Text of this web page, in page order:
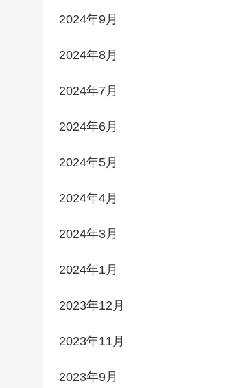
2024年9月
2024年8月
2024年7月
2024年6月
2024年5月
2024年4月
2024年3月
2024年1月
2023年12月
2023年11月
2023年9月